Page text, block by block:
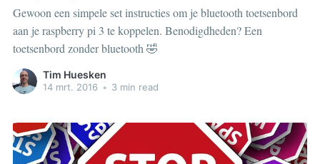
Gewoon een simpele set instructies om je bluetooth toetsenbord
aan je raspberry pi 3 te koppelen. Benodigdheden? Een
toetsenbord zonder bluetooth 🤣
Tim Huesken
14 mrt. 2016 • 3 min read